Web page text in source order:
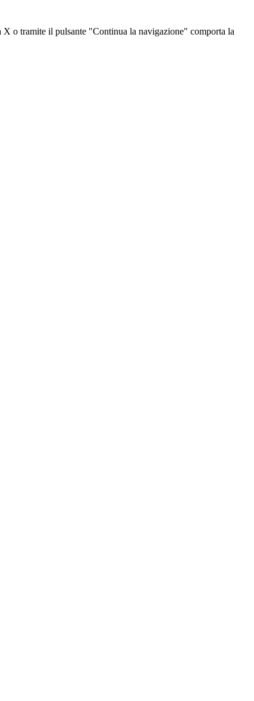
o tramite il pulsante "Continua la navigazione" comporta la